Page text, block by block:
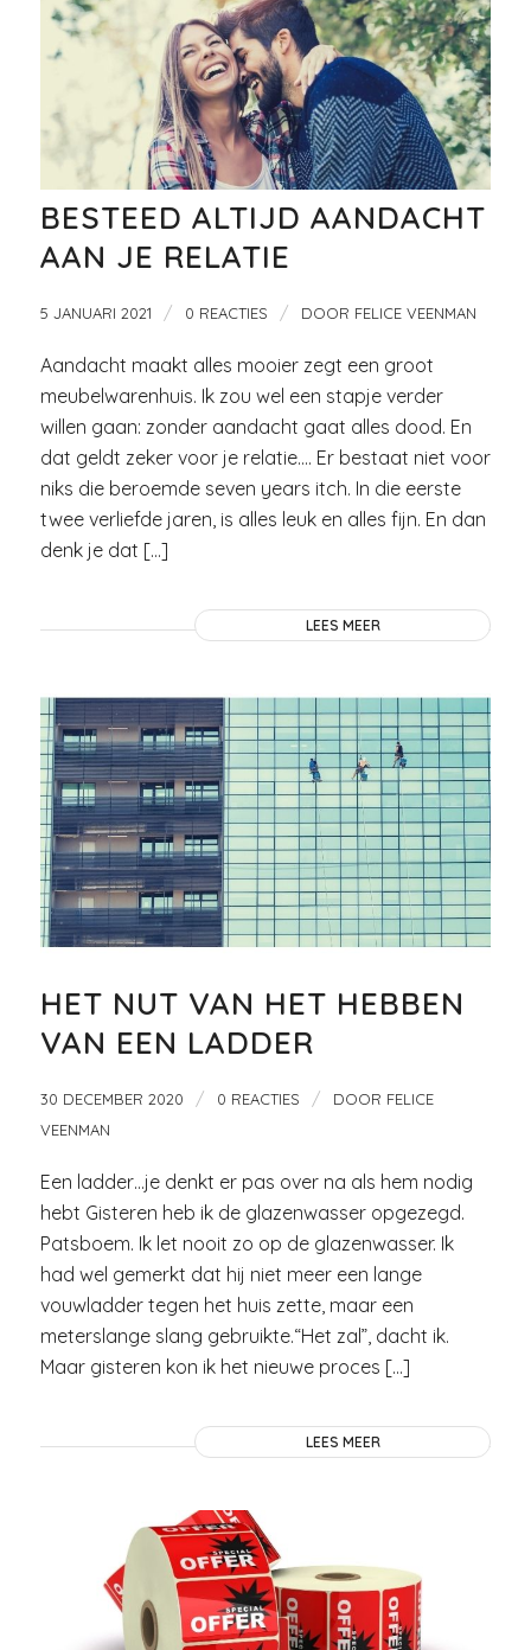
BESTEED ALTIJD AANDACHT
AAN JE RELATIE
5 JANUARI 2021 / 0 REACTIES / DOOR FELICE VEENMAN
Aandacht maakt alles mooier zegt een groot
meubelwarenhuis. Ik zou wel een stapje verder
willen gaan: zonder aandacht gaat alles dood. En
dat geldt zeker voor je relatie…. Er bestaat niet voor
niks die beroemde seven years itch. In die eerste
twee verliefde jaren, is alles leuk en alles fijn. En dan
denk je dat […]
LEES MEER
HET NUT VAN HET HEBBEN
VAN EEN LADDER
30 DECEMBER 2020 / 0 REACTIES / DOOR FELICE
VEENMAN
Een ladder…je denkt er pas over na als hem nodig
hebt Gisteren heb ik de glazenwasser opgezegd.
Patsboem. Ik let nooit zo op de glazenwasser. Ik
had wel gemerkt dat hij niet meer een lange
vouwladder tegen het huis zette, maar een
meterslange slang gebruikte.“Het zal”, dacht ik.
Maar gisteren kon ik het nieuwe proces […]
LEES MEER